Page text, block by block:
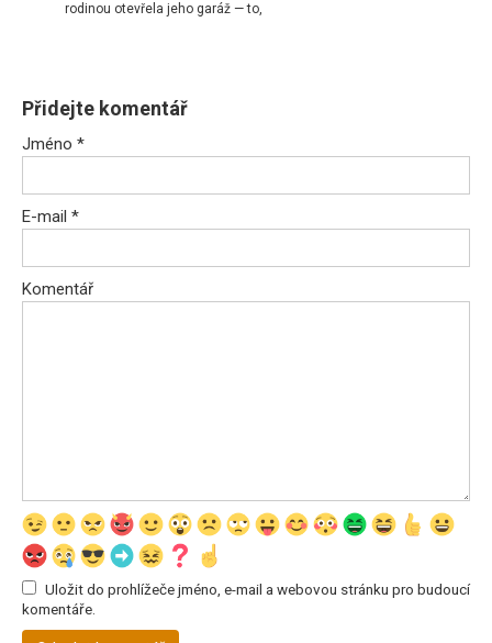
rodinou otevřela jeho garáž — to,
Přidejte komentář
Jméno *
E-mail *
Komentář
Uložit do prohlížeče jméno, e-mail a webovou stránku pro budoucí
komentáře.